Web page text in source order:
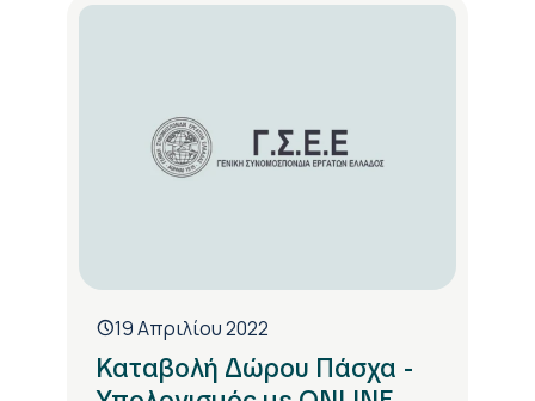
19 Απριλίου 2022
Καταβολή Δώρου Πάσχα -